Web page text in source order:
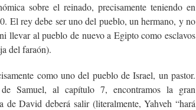
sobre el reinado, precisamente teniendo en
El rey debe ser uno del pueblo, un hermano, y no
llevar al pueblo de nuevo a Egipto como esclavos
del faraón).
como uno del pueblo de Israel, un pastor.
Samuel, al capítulo 7, encontramos la gran
de David deberá salir (literalmente, Yahveh “hará